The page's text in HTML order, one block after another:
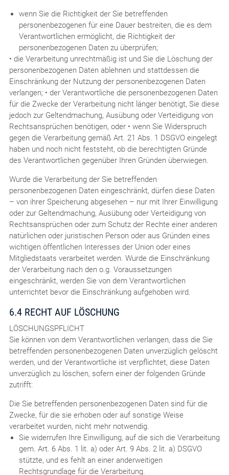
wenn Sie die Richtigkeit der Sie betreffenden
personenbezogenen für eine Dauer bestreiten, die es dem
Verantwortlichen ermöglicht, die Richtigkeit der
personenbezogenen Daten zu überprüfen;
• die Verarbeitung unrechtmäßig ist und Sie die Löschung der
personenbezogenen Daten ablehnen und stattdessen die
Einschränkung der Nutzung der personenbezogenen Daten
verlangen; • der Verantwortliche die personenbezogenen Daten
für die Zwecke der Verarbeitung nicht länger benötigt, Sie diese
jedoch zur Geltendmachung, Ausübung oder Verteidigung von
Rechtsansprüchen benötigen, oder • wenn Sie Widerspruch
gegen die Verarbeitung gemäß Art. 21 Abs. 1 DSGVO eingelegt
haben und noch nicht feststeht, ob die berechtigten Gründe
des Verantwortlichen gegenüber Ihren Gründen überwiegen.
Wurde die Verarbeitung der Sie betreffenden
personenbezogenen Daten eingeschränkt, dürfen diese Daten
– von ihrer Speicherung abgesehen – nur mit Ihrer Einwilligung
oder zur Geltendmachung, Ausübung oder Verteidigung von
Rechtsansprüchen oder zum Schutz der Rechte einer anderen
natürlichen oder juristischen Person oder aus Gründen eines
wichtigen öffentlichen Interesses der Union oder eines
Mitgliedstaats verarbeitet werden. Wurde die Einschränkung
der Verarbeitung nach den o.g. Voraussetzungen
eingeschränkt, werden Sie von dem Verantwortlichen
unterrichtet bevor die Einschränkung aufgehoben wird.
6.4 RECHT AUF LÖSCHUNG
LÖSCHUNGSPFLICHT
Sie können von dem Verantwortlichen verlangen, dass die Sie
betreffenden personenbezogenen Daten unverzüglich gelöscht
werden, und der Verantwortliche ist verpflichtet, diese Daten
unverzüglich zu löschen, sofern einer der folgenden Gründe
zutrifft:
Die Sie betreffenden personenbezogenen Daten sind für die
Zwecke, für die sie erhoben oder auf sonstige Weise
verarbeitet wurden, nicht mehr notwendig.
Sie widerrufen Ihre Einwilligung, auf die sich die Verarbeitung
gem. Art. 6 Abs. 1 lit. a) oder Art. 9 Abs. 2 lit. a) DSGVO
stützte, und es fehlt an einer anderweitigen
Rechtsgrundlage für die Verarbeitung.